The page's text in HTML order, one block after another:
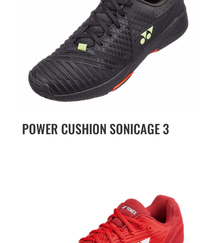
POWER CUSHION SONICAGE 3